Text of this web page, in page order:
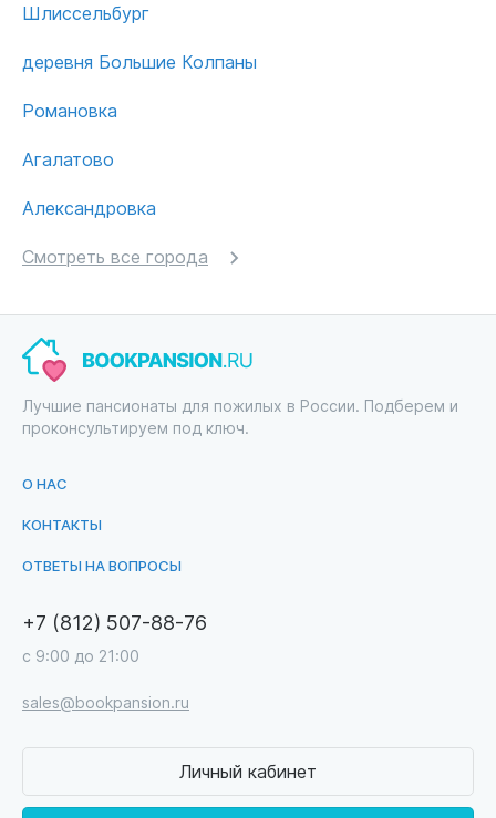
Шлиссельбург
деревня Большие Колпаны
Романовка
Агалатово
Александровка
Смотреть все города
Лучшие пансионаты для пожилых в России. Подберем и
проконсультируем под ключ.
О НАС
КОНТАКТЫ
ОТВЕТЫ НА ВОПРОСЫ
+7 (812) 507-88-76
с 9:00 до 21:00
sales@bookpansion.ru
Личный кабинет